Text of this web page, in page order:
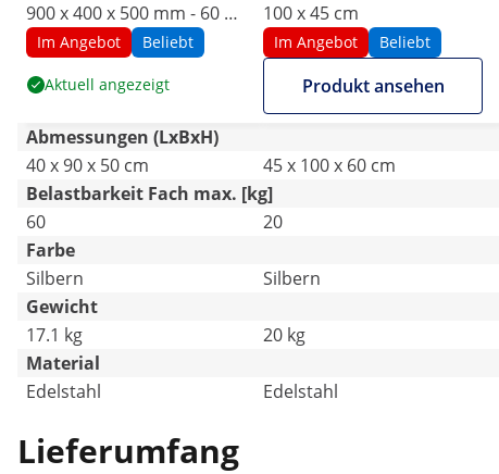
900 x 400 x 500 mm - 60 kg
Tragkraft pro Fach - Royal
Im Angebot Beliebt
Aktuell angezeigt
100 x 45 cm
Im Angebot Beliebt
Produkt ansehen
Abmessungen (LxBxH)
40 x 90 x 50 cm
45 x 100 x 60 cm
Belastbarkeit Fach max. [kg]
60
20
Farbe
Silbern
Silbern
Gewicht
17.1 kg
20 kg
Material
Edelstahl
Edelstahl
Lieferumfang